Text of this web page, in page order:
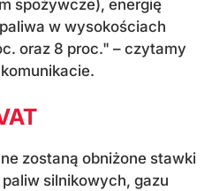
spożywcze), energię
w wysokościach
oraz 8 proc." – czytamy
zostaną obniżone stawki
silnikowych, gazu